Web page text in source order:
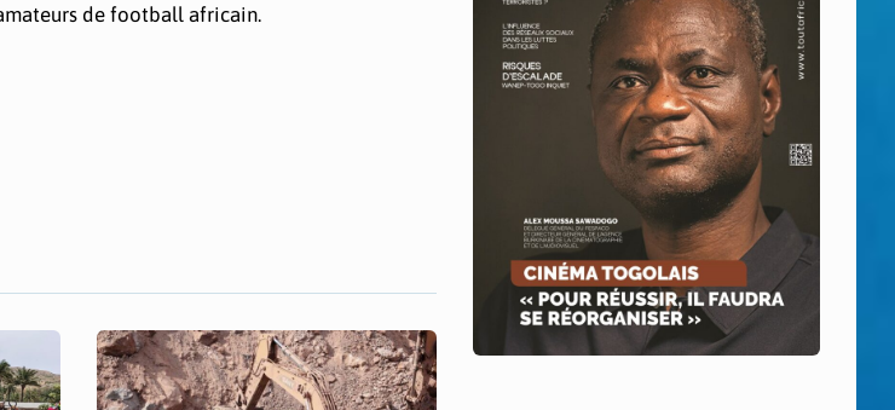
de football africain.